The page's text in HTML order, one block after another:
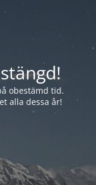
obestämd tid.
alla dessa år!